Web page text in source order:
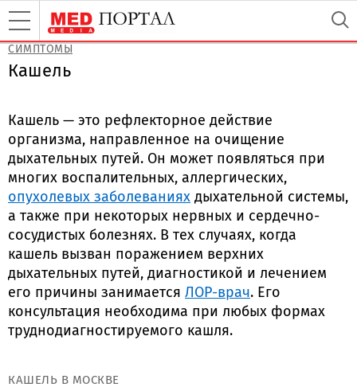
СИМПТОМЫ
Кашель
Кашель — это рефлекторное действие
организма, направленное на очищение
дыхательных путей. Он может появляться при
многих воспалительных, аллергических,
опухолевых заболеваниях дыхательной системы,
а также при некоторых нервных и сердечно-
сосудистых болезнях. В тех случаях, когда
кашель вызван поражением верхних
дыхательных путей, диагностикой и лечением
его причины занимается ЛОР-врач. Его
консультация необходима при любых формах
труднодиагностируемого кашля.
КАШЕЛЬ В МОСКВЕ